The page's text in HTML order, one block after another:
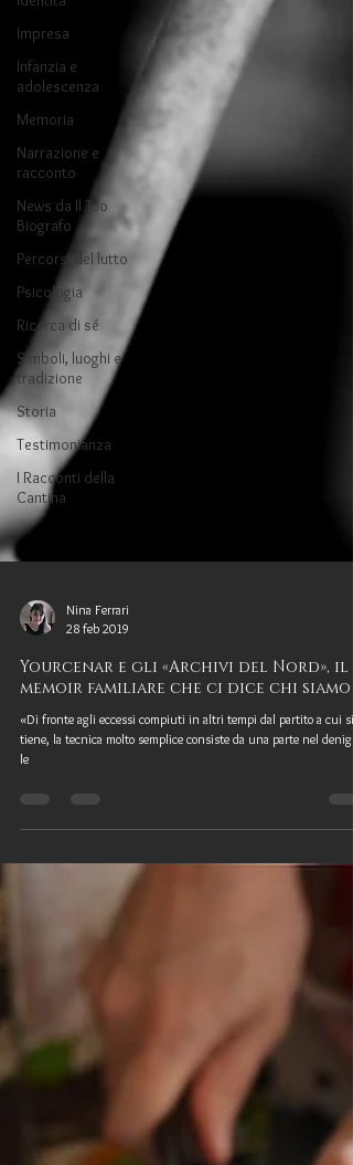
Impresa
Infanzia e
adolescenza
Memoria
Narrazione e
racconto
News da Il Tuo
Biografo
Percorsi del lutto
Psicologia
Ricerca di sé
Simboli, luoghi e
tradizione
Storia
Testimonianza
I Racconti della
Cantina
Nina Ferrari
28 feb 2019
Yourcenar e gli «Archivi del Nord», il
memoir familiare che ci dice chi siamo
tiene, la tecnica molto semplice consiste da una parte nel